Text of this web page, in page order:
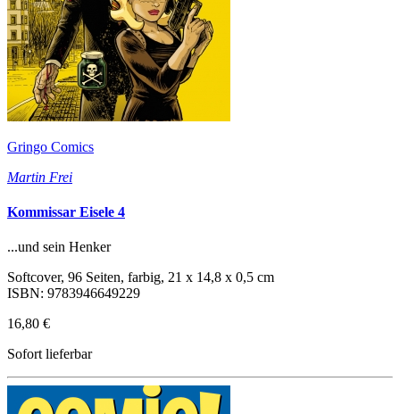
Gringo Comics
Martin Frei
Kommissar Eisele 4
...und sein Henker
Softcover, 96 Seiten, farbig, 21 x 14,8 x 0,5 cm
ISBN: 9783946649229
16,80 €
Sofort lieferbar